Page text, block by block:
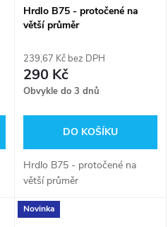
Hrdlo B75 - protočené na
větší průměr
239,67 Kč bez DPH
290 Kč
Obvykle do 3 dnů
DO KOŠÍKU
Hrdlo B75 - protočené na
větší průměr
Novinka